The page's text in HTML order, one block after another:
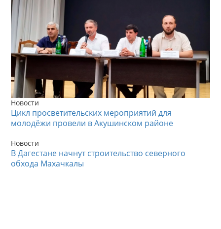
Новости
Цикл просветительских мероприятий для
молодёжи провели в Акушинском районе
Новости
В Дагестане начнут строительство северного
обхода Махачкалы